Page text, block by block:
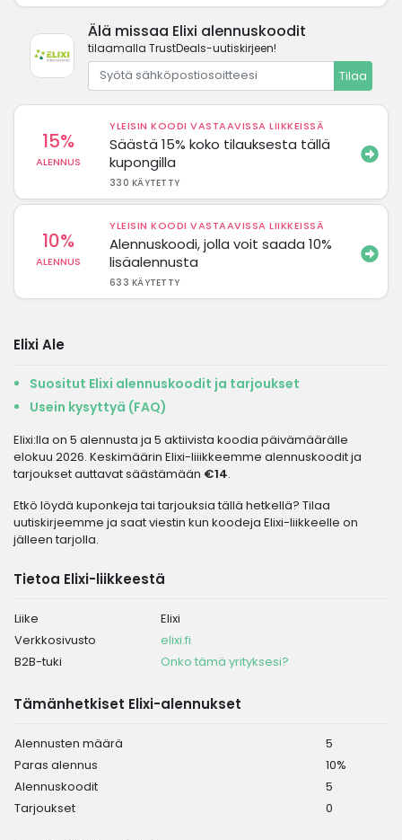
Älä missaa Elixi alennuskoodit
tilaamalla TrustDeals-uutiskirjeen!
Tilaa
15%
ALENNUS
YLEISIN KOODI VASTAAVISSA LIIKKEISSÄ
Säästä 15% koko tilauksesta tällä
kupongilla
330 KÄYTETTY
10%
ALENNUS
YLEISIN KOODI VASTAAVISSA LIIKKEISSÄ
Alennuskoodi, jolla voit saada 10%
lisäalennusta
633 KÄYTETTY
Elixi Ale
Suositut Elixi alennuskoodit ja tarjoukset
Usein kysyttyä (FAQ)
Elixi:lla on 5 alennusta ja 5 aktiivista koodia päivämäärälle
elokuu 2026. Keskimäärin Elixi-liiikkeemme alennuskoodit ja
tarjoukset auttavat säästämään €14.
Etkö löydä kuponkeja tai tarjouksia tällä hetkellä? Tilaa
uutiskirjeemme ja saat viestin kun koodeja Elixi-liikkeelle on
jälleen tarjolla.
Tietoa Elixi-liikkeestä
Liike
Elixi
Verkkosivusto
elixi.fi
B2B-tuki
Onko tämä yrityksesi?
Tämänhetkiset Elixi-alennukset
Alennusten määrä
5
Paras alennus
10%
Alennuskoodit
5
Tarjoukset
0